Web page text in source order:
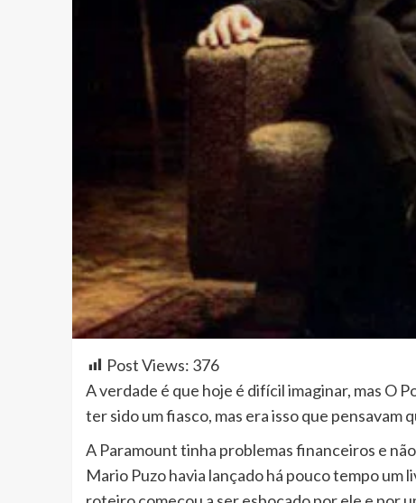
Post Views: 376
A verdade é que hoje é difícil imaginar, mas O
ter sido um fiasco, mas era isso que pensavam
A Paramount tinha problemas financeiros e
Mario Puzo havia lançado há pouco tempo